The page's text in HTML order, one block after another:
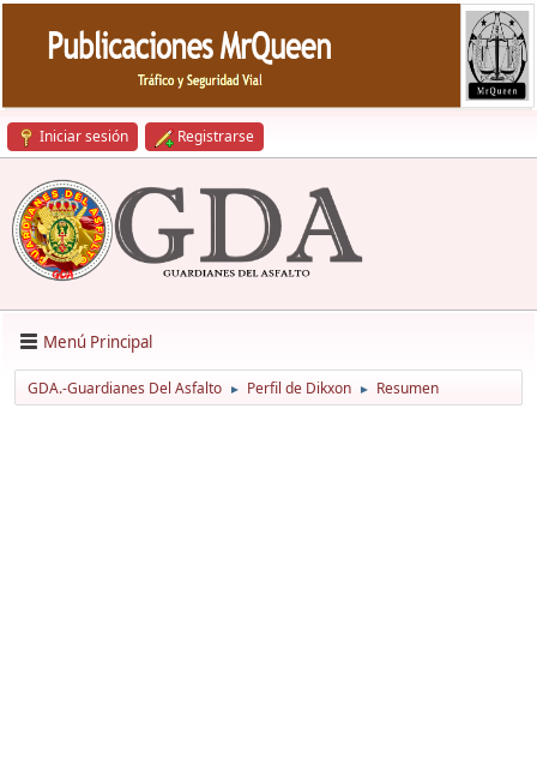
Iniciar sesión Registrarse
Menú Principal
GDA.-Guardianes Del Asfalto ► Perfil de Dikxon ► Resumen